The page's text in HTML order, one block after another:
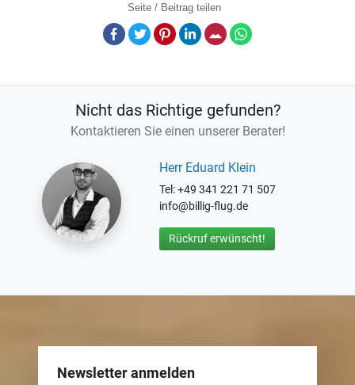
Seite / Beitrag teilen
Facebook
TwitterPinterestLinkedInE-Mail
Nicht das Richtige gefunden?
Kontaktieren Sie einen unserer Berater!
Herr Eduard Klein
Tel: +49 341 221 71 507
info@billig-flug.de
Rückruf erwünscht!
Newsletter anmelden